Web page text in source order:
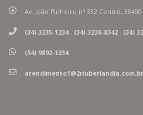
Av. João Pinheiro nº 332 Centro,
(34) 3235-1234- (34) 3236-8342 - (34)
(34) 9892-1234
atendimento1@2riuberlandia.com.br